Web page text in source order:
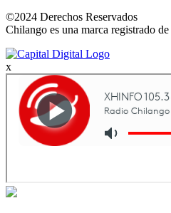
©2024 Derechos Reservados
Chilango es una marca registrado
x